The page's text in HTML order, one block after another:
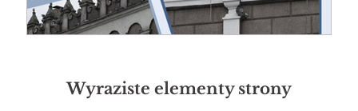
Wyraziste elementy strony